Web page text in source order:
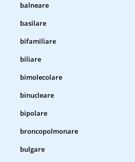
balneare
basilare
bifamiliare
biliare
bimolecolare
binucleare
bipolare
broncopolmonare
bulgare